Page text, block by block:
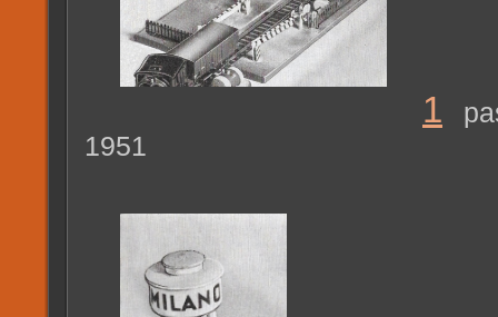
1
1951